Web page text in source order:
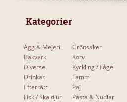
Kategorier
Ägg & Mejeri
Bakverk
Diverse
Drinkar
Efterrätt
Fisk / Skaldjur
Grönsaker
Korv
Kyckling / Fågel
Lamm
Paj
Pasta & Nudlar